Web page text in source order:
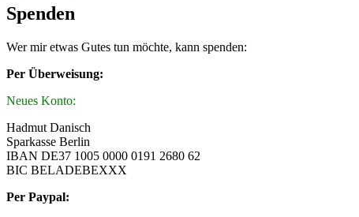
Spenden
Wer mir etwas Gutes tun möchte, kann spenden:
Per Überweisung:
Neues Konto:
Hadmut Danisch
Sparkasse Berlin
IBAN DE37 1005 0000 0191 2680 62
BIC BELADEBEXXX
Per Paypal: